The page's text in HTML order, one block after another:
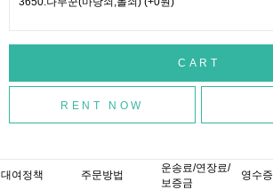
대여정책 주문방법
운송료/연장료/
보증금
영수증